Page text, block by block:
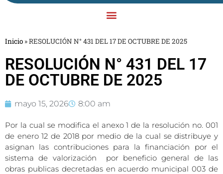
Inicio »RESOLUCIÓN N° 431 DEL 17 DE OCTUBRE DE 2025
RESOLUCIÓN N° 431 DEL 17
DE OCTUBRE DE 2025
mayo 15, 2026 8:00 am
Por la cual se modifica el anexo 1 de la resolución no. 001
de enero 12 de 2018 por medio de la cual se distribuye y
asignan las contribuciones para la financiación por el
sistema de valorización por beneficio general de las
obras publicas decretadas en acuerdo municipal 003 de